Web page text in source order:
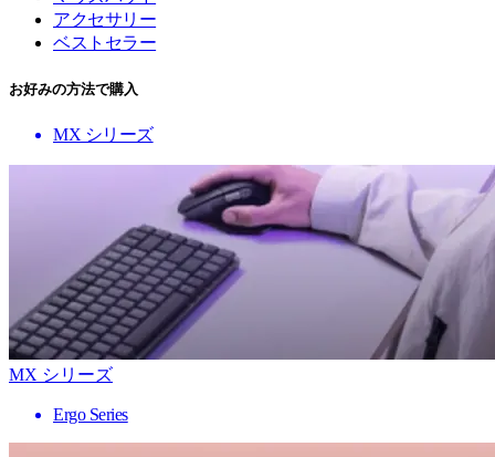
アクセサリー
ベストセラー
お好みの方法で購入
MX シリーズ
MX シリーズ
Ergo Series